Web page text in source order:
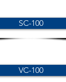
SC-100
VC-100